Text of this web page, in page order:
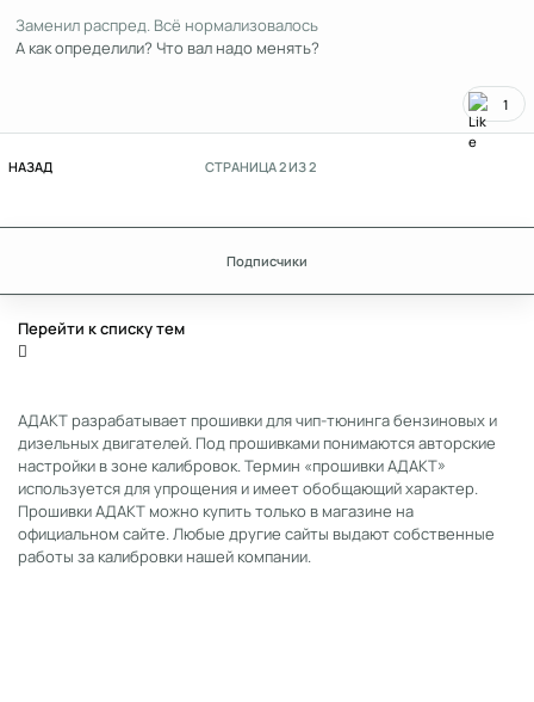
Заменил распред. Всё нормализовалось
А как определили? Что вал надо менять?
1
ПЕРВАЯ СТРАНИЦА
НАЗАД СТРАНИЦА 2 ИЗ 2
Подписчики
Перейти к списку тем
АДАКТ разрабатывает прошивки для чип-тюнинга бензиновых и
дизельных двигателей. Под прошивками понимаются авторские
настройки в зоне калибровок. Термин «прошивки АДАКТ»
используется для упрощения и имеет обобщающий характер.
Прошивки АДАКТ можно купить только в магазине на
официальном сайте. Любые другие сайты выдают собственные
работы за калибровки нашей компании.